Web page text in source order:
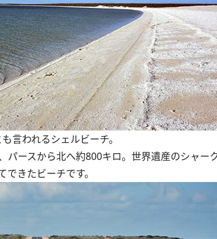
言われるシェルビーチ。
ースから北へ約800キロ。世界遺産のシャー
きたビーチです。